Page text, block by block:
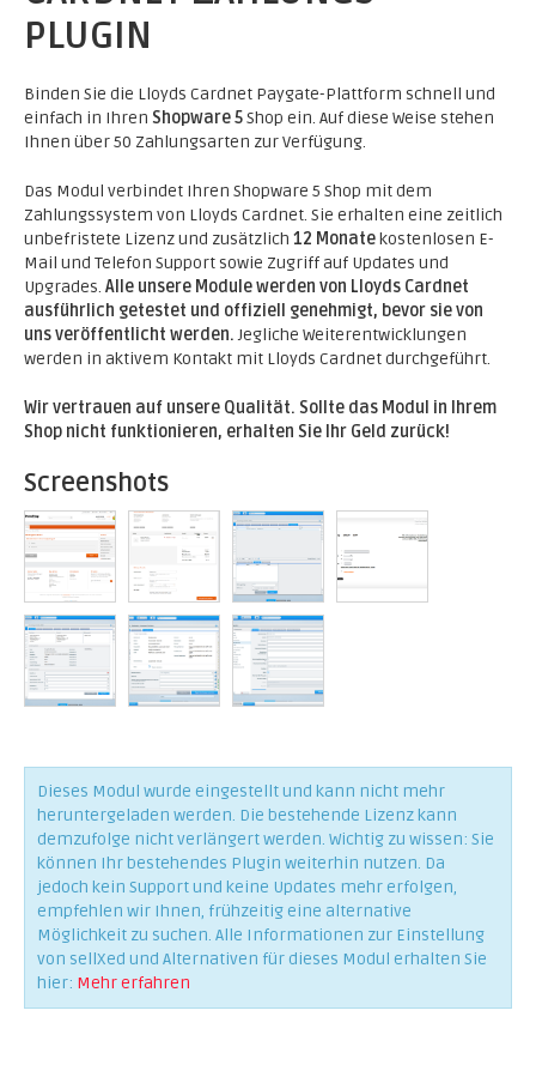
PLUGIN
Binden Sie die Lloyds Cardnet Paygate-Plattform schnell und
einfach in Ihren Shopware 5Shop ein. Auf diese Weise stehen
Ihnen über 50 Zahlungsarten zur Verfügung.
Das Modul verbindet Ihren Shopware 5 Shop mit dem
Zahlungssystem von Lloyds Cardnet. Sie erhalten eine zeitlich
unbefristete Lizenz und zusätzlich 12 Monatekostenlosen E-
Mail und Telefon Support sowie Zugriff auf Updates und
Upgrades. Alle unsere Module werden von Lloyds Cardnet
ausführlich getestet und offiziell genehmigt, bevor sie von
uns veröffentlicht werden.Jegliche Weiterentwicklungen
werden in aktivem Kontakt mit Lloyds Cardnet durchgeführt.
Wir vertrauen auf unsere Qualität. Sollte das Modul in Ihrem
Shop nicht funktionieren, erhalten Sie Ihr Geld zurück!
Screenshots
Dieses Modul wurde eingestellt und kann nicht mehr
heruntergeladen werden. Die bestehende Lizenz kann
demzufolge nicht verlängert werden. Wichtig zu wissen: Sie
können Ihr bestehendes Plugin weiterhin nutzen. Da
jedoch kein Support und keine Updates mehr erfolgen,
empfehlen wir Ihnen, frühzeitig eine alternative
Möglichkeit zu suchen. Alle Informationen zur Einstellung
von sellXed und Alternativen für dieses Modul erhalten Sie
hier: Mehr erfahren